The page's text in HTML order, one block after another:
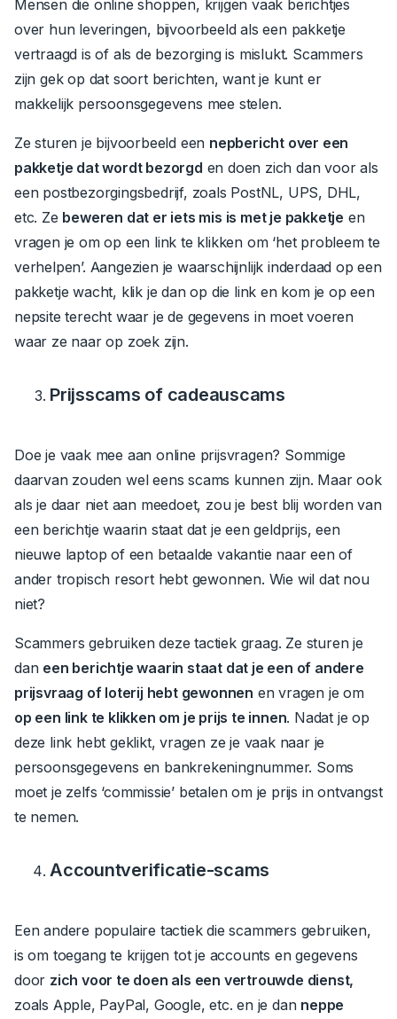
Mensen die online shoppen, krijgen vaak berichtjes
over hun leveringen, bijvoorbeeld als een pakketje
vertraagd is of als de bezorging is mislukt. Scammers
zijn gek op dat soort berichten, want je kunt er
makkelijk persoonsgegevens mee stelen.
Ze sturen je bijvoorbeeld een nepbericht over een
pakketje dat wordt bezorgd en doen zich dan voor als
een postbezorgingsbedrijf, zoals PostNL, UPS, DHL,
etc. Ze beweren dat er iets mis is met je pakketje en
vragen je om op een link te klikken om ‘het probleem te
verhelpen’. Aangezien je waarschijnlijk inderdaad op een
pakketje wacht, klik je dan op die link en kom je op een
nepsite terecht waar je de gegevens in moet voeren
waar ze naar op zoek zijn.
Prijsscams of cadeauscams
Doe je vaak mee aan online prijsvragen? Sommige
daarvan zouden wel eens scams kunnen zijn. Maar ook
als je daar niet aan meedoet, zou je best blij worden van
een berichtje waarin staat dat je een geldprijs, een
nieuwe laptop of een betaalde vakantie naar een of
ander tropisch resort hebt gewonnen. Wie wil dat nou
niet?
Scammers gebruiken deze tactiek graag. Ze sturen je
dan een berichtje waarin staat dat je een of andere
prijsvraag of loterij hebt gewonnen en vragen je om
op een link te klikken om je prijs te innen. Nadat je op
deze link hebt geklikt, vragen ze je vaak naar je
persoonsgegevens en bankrekeningnummer. Soms
moet je zelfs ‘commissie’ betalen om je prijs in ontvangst
te nemen.
Accountverificatie-scams
Een andere populaire tactiek die scammers gebruiken,
is om toegang te krijgen tot je accounts en gegevens
door zich voor te doen als een vertrouwde dienst,
zoals Apple, PayPal, Google, etc. en je dan neppe